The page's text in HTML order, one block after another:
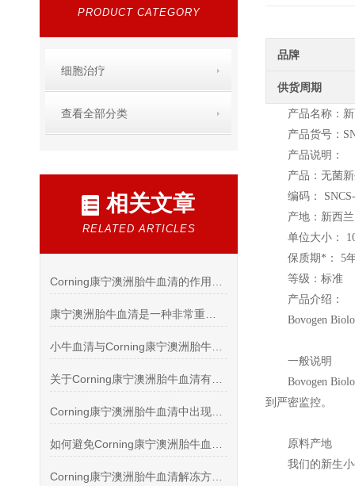
PRODUCT CATEGORY
细胞治疗
查看全部分类
相关文章
RELATED ARTICLES
品牌
供货周期
产品名称：
产品货号：
产品说明：
产品：无菌
编码：
产地：新西
单位大小：
保质期*： 5
等级：标准
产品介绍：
Bovogen
一般说明
Bovogen
到严密监控。
原料产地
我们的新生